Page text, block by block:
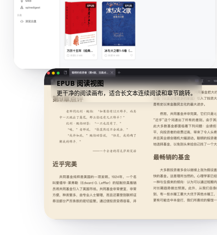
EPUB 阅读视图
更干净的阅读画布，适合长文本连续阅读和章节跳转。